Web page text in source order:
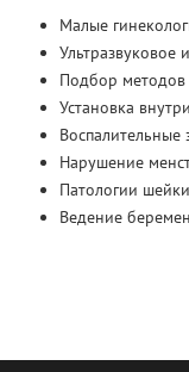
Малые
Ультразвуковое
Подбор методов
Установка
Воспалительные
Нарушение
Патологии
Ведение